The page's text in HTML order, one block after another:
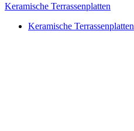
Keramische Terrassenplatten
Keramische Terrassenplatten